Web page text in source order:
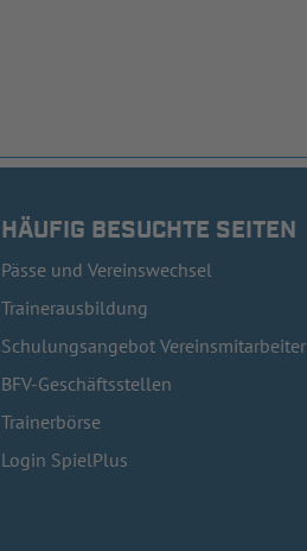
HÄUFIG BESUCHTE SEITEN
Pässe und Vereinswechsel
Trainerausbildung
Schulungsangebot Vereinsmitarbeiter
BFV-Geschäftsstellen
Trainerbörse
Login SpielPlus